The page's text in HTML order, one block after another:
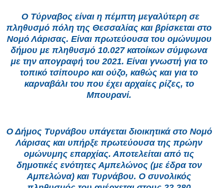
Ο Τύρναβος είναι η πέμπτη μεγαλύτερη σε
πληθυσμό πόλη της Θεσσαλίας και βρίσκεται στο
Νομό Λάρισας. Είναι πρωτεύουσα του ομώνυμου
δήμου με πληθυσμό 10.027 κατοίκων σύμφωνα
με την απογραφή του 2021. Είναι γνωστή για το
τοπικό τσίπουρο και ούζο, καθώς και για το
καρναβάλι του που έχει αρχαίες ρίζες, το
Μπουρανί.
Ο Δήμος Τυρνάβου υπάγεται διοικητικά στο Νομό
Λάρισας και υπήρξε πρωτεύουσα της πρώην
ομώνυμης επαρχίας. Αποτελείται από τις
δημοτικές ενότητες Αμπελώνος (με έδρα τον
Αμπελώνα) και Τυρνάβου. Ο συνολικός